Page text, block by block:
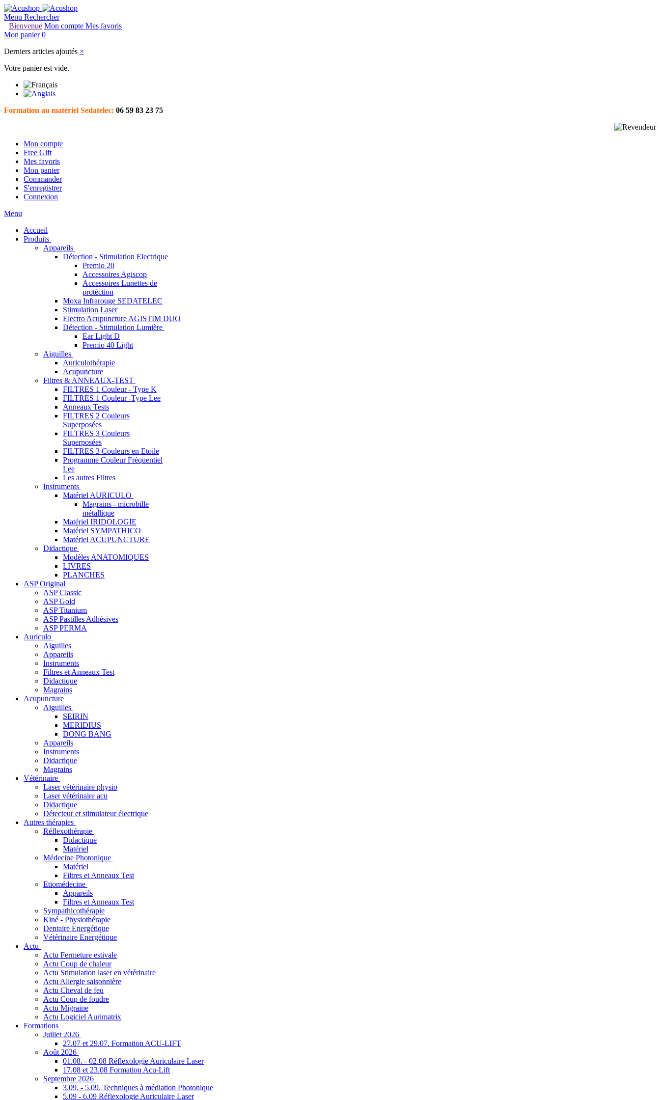
Menu Rechercher
Bienvenue Mon compte Mes favoris
Mon panier 0
Derniers articles ajoutés ×
Votre panier est vide.
Formation au matériel Sedatelec: 06 59 83 23 75
Mon compte
Free Gift
Mes favoris
Mon panier
Commander
S'enregistrer
Connexion
Menu
Accueil
Produits
Appareils
Détection - Stimulation Electrique
Premio 20
Accessoires Agiscop
Accessoires Lunettes de
protéction
Moxa Infrarouge SEDATELEC
Stimulation Laser
Electro Acupuncture AGISTIM DUO
Détection - Stimulation Lumière
Ear Light D
Premio 40 Light
Aiguilles
Auriculothérapie
Acupuncture
Filtres & ANNEAUX-TEST
FILTRES 1 Couleur - Type K
FILTRES 1 Couleur -Type Lee
Anneaux Tests
FILTRES 2 Couleurs
Superposées
FILTRES 3 Couleurs
Superposées
FILTRES 3 Couleurs en Etoile
Programme Couleur Fréquentiel
Lee
Les autres Filtres
Instruments
Matériel AURICULO
Magrains - microbille
métallique
Matériel IRIDOLOGIE
Matériel SYMPATHICO
Matériel ACUPUNCTURE
Didactique
Modèles ANATOMIQUES
LIVRES
PLANCHES
ASP Original
ASP Classic
ASP Gold
ASP Titanium
ASP Pastilles Adhésives
ASP PERMA
Auriculo
Aiguilles
Appareils
Instruments
Filtres et Anneaux Test
Didactique
Magrains
Acupuncture
Aiguilles
SEIRIN
MERIDIUS
DONG BANG
Appareils
Instruments
Didactique
Magrains
Vétérinaire
Laser vétérinaire physio
Laser vétérinaire acu
Didactique
Détecteur et stimulateur électrique
Autres thérapies
Réflexothérapie
Didactique
Matériel
Médecine Photonique
Matériel
Filtres et Anneaux Test
Etiomédecine
Appareils
Filtres et Anneaux Test
Sympathicothérapie
Kiné - Physiothérapie
Dentaire Energétique
Vétérinaire Energétique
Actu
Actu Fermeture estivale
Actu Coup de chaleur
Actu Stimulation laser en vétérinaire
Actu Allergie saisonnière
Actu Cheval de feu
Actu Coup de foudre
Actu Migraine
Actu Logiciel Aurimatrix
Formations
Juillet 2026
27.07 et 29.07. Formation ACU-LIFT
Août 2026
01.08. - 02.08 Réflexologie Auriculaire Laser
17.08 et 23.08 Formation Acu-Lift
Septembre 2026
3.09. - 5.09. Techniques à médiation Photonique
5.09 - 6.09 Réflexologie Auriculaire Laser